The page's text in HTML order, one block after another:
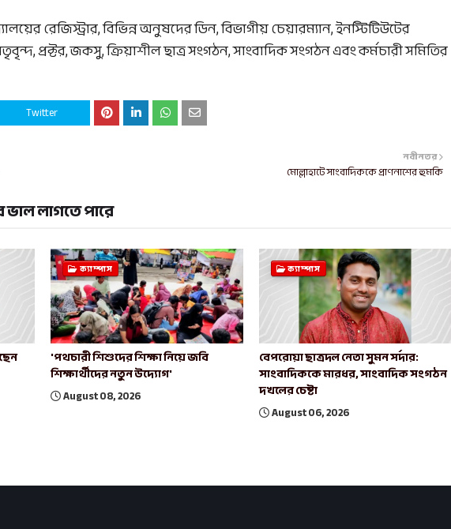
রেজিস্ট্রার, বিভিন্ন অনুষদের ডিন, বিভাগীয় চেয়ারম্যান, ইনস্টিটিউটের
প্রক্টর, জকসু, ক্রিয়াশীল ছাত্র সংগঠন, সাংবাদিক সংগঠন এবং কর্মচারী সমিতির
Twitter
নবীনতর
মোল্লাহাটে সাংবাদিককে প্রাণনাশের হুমকি
লাগতে পারে
ক্যাম্পাস
'পথচারী শিশুদের শিক্ষা নিয়ে জবি
শিক্ষার্থীদের নতুন উদ্যোগ'
August 08, 2026
ক্যাম্পাস
বেপরোয়া ছাত্রদল নেতা সুমন সর্দার:
সাংবাদিককে মারধর, সাংবাদিক সংগঠন
দখলের চেষ্টা
August 06, 2026